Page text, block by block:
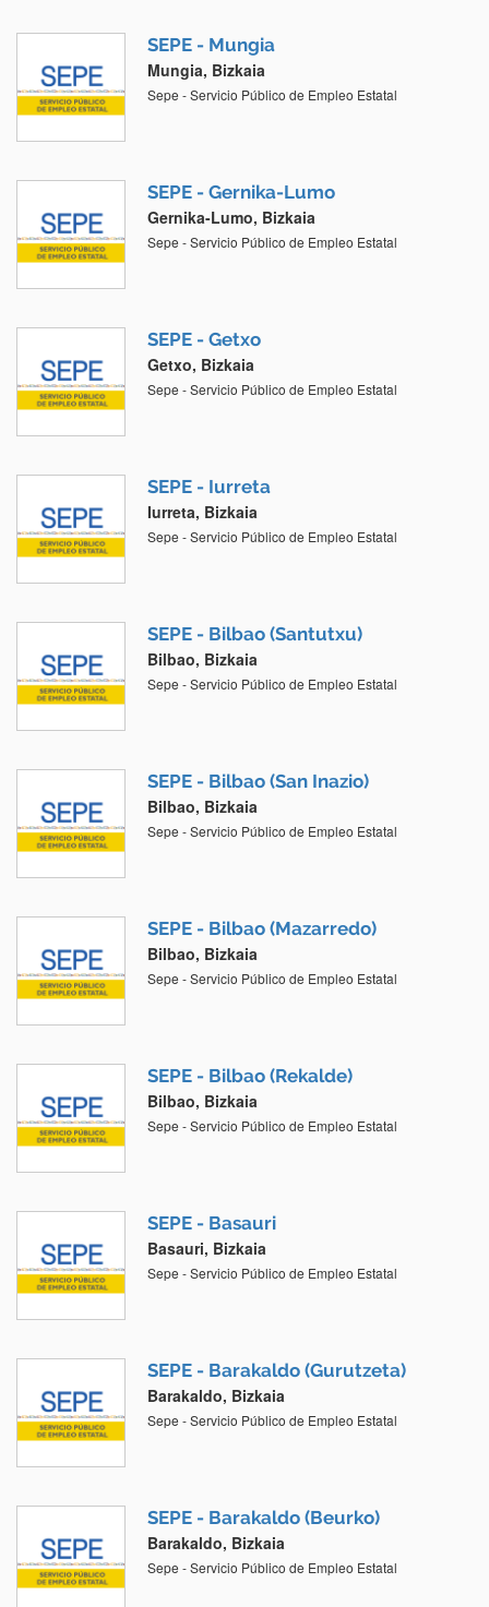
SEPE - Mungia
Mungia, Bizkaia
Sepe - Servicio Público de Empleo Estatal
SEPE - Gernika-Lumo
Gernika-Lumo, Bizkaia
Sepe - Servicio Público de Empleo Estatal
SEPE - Getxo
Getxo, Bizkaia
Sepe - Servicio Público de Empleo Estatal
SEPE - Iurreta
Iurreta, Bizkaia
Sepe - Servicio Público de Empleo Estatal
SEPE - Bilbao (Santutxu)
Bilbao, Bizkaia
Sepe - Servicio Público de Empleo Estatal
SEPE - Bilbao (San Inazio)
Bilbao, Bizkaia
Sepe - Servicio Público de Empleo Estatal
SEPE - Bilbao (Mazarredo)
Bilbao, Bizkaia
Sepe - Servicio Público de Empleo Estatal
SEPE - Bilbao (Rekalde)
Bilbao, Bizkaia
Sepe - Servicio Público de Empleo Estatal
SEPE - Basauri
Basauri, Bizkaia
Sepe - Servicio Público de Empleo Estatal
SEPE - Barakaldo (Gurutzeta)
Barakaldo, Bizkaia
Sepe - Servicio Público de Empleo Estatal
SEPE - Barakaldo (Beurko)
Barakaldo, Bizkaia
Sepe - Servicio Público de Empleo Estatal